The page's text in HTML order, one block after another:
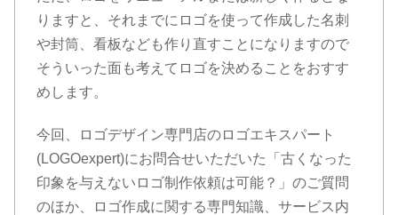
りますと、それまでにロゴを使って作成した名刺
や封筒、看板なども作り直すことになりますので
そういった面も考えてロゴを決めることをおすす
めします。
今回、ロゴデザイン専門店のロゴエキスパート
(LOGOexpert)にお問合せいただいた「古くなった
印象を与えないロゴ制作依頼は可能？」のご質問
のほか、ロゴ作成に関する専門知識、サービス内